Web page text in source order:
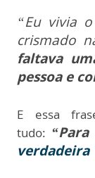
“Eu vivia
crismado
faltava
pessoa e
E essa
tudo:
verdadeira